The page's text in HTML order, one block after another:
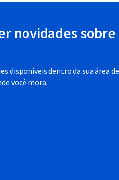
novidades sobre
disponíveis dentro da sua área de
você mora.